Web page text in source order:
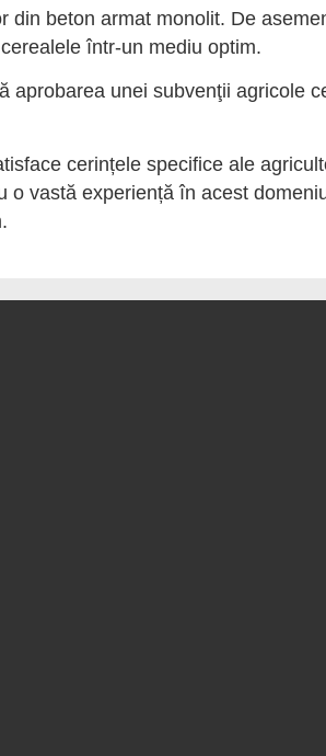
beton armat monolit. De
într-un mediu optim.
aprobarea unei subvenţii agricole
cerințele specifice ale
vastă experiență în acest